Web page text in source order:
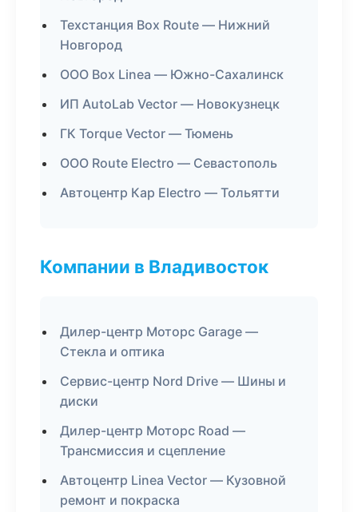
Техстанция Box Route — Нижний
Новгород
ООО Box Linea — Южно-Сахалинск
ИП AutoLab Vector — Новокузнецк
ГК Torque Vector — Тюмень
ООО Route Electro — Севастополь
Автоцентр Кар Electro — Тольятти
Компании в Владивосток
Дилер-центр Моторс Garage —
Стекла и оптика
Сервис-центр Nord Drive — Шины и
диски
Дилер-центр Моторс Road —
Трансмиссия и сцепление
Автоцентр Linea Vector — Кузовной
ремонт и покраска